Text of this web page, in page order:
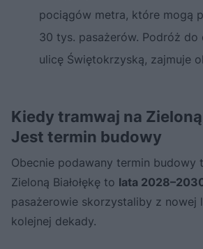
pociągów metra, które mogą
30 tys. pasażerów. Podróż do
ulicę Świętokrzyską, zajmuje
Kiedy tramwaj na Zieloną
Jest termin budowy
Obecnie podawany termin budowy
Zieloną Białołękę to lata
pasażerowie skorzystaliby z nowej
kolejnej dekady.